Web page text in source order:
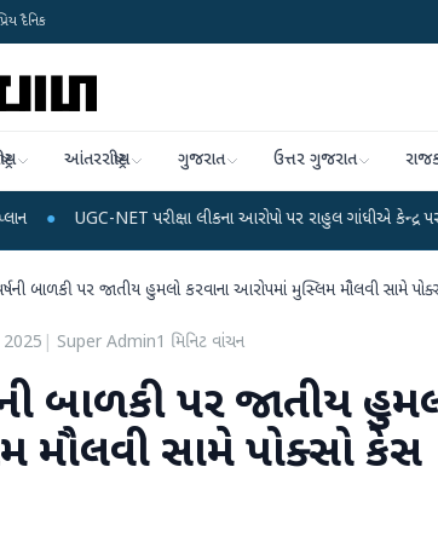
દૈનિક
આંતરરાષ્ટ્રીય ગુજરાત ઉત્તર ગુજરાત
NET પરીક્ષા લીકના આરોપો પર રાહુલ ગાંધીએ કેન્દ્ર પર પ્રહાર કર્યા ●
બાળકી પર જાતીય હુમલો કરવાના આરોપમાં મુસ્લિમ મૌલવી સામે
Super Admin1 મિનિટ વાંચન
બાળકી પર જાતીય
મૌલવી સામે પોક્સો કેસ